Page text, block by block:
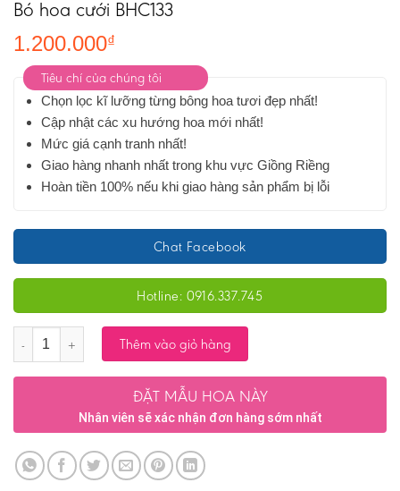
Bó hoa cưới BHC133
1.200.000₫
Tiêu chí của chúng tôi
Chọn lọc kĩ lưỡng từng bông hoa tươi đẹp nhất!
Cập nhật các xu hướng hoa mới nhất!
Mức giá cạnh tranh nhất!
Giao hàng nhanh nhất trong khu vực Giồng Riềng
Hoàn tiền 100% nếu khi giao hàng sản phẩm bị lỗi
Chat Facebook
Hotline: 0916.337.745
Số lượng Thêm vào giỏ hàng
ĐẶT MẪU HOA NÀY
Nhân viên sẽ xác nhận đơn hàng sớm nhất